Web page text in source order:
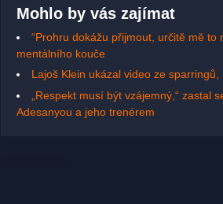
Mohlo by vás zajímat
“Prohru dokážu přijmout, určitě mě to
mentálního kouče
Lajoš Klein ukázal video ze
„Respekt musí být vzájemný,“ zastal
Adesanyou a jeho trenérem